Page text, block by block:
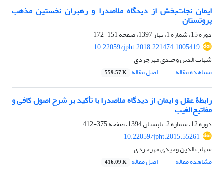
ایمان نجات‌بخش از دیدگاه ملاصدرا و رهبران نخستین مذهب
پروتستان
دوره 15، شماره 1، بهار 1397، صفحه
151-172
10.22059/jpht.2018.221474.1005419
شهاب الدین وحیدی مهرجردی
مشاهده مقاله
اصل مقاله 559.57 K
رابطۀ عقل و ایمان از دیدگاه ملاصدرا با تأکید بر شرح اصول کافی و
مفاتیح‌الغیب
دوره 12، شماره 2، تابستان 1394، صفحه
375-412
10.22059/jpht.2015.55261
شهاب الدین وحیدی مهرجردی
مشاهده مقاله
اصل مقاله 416.09 K